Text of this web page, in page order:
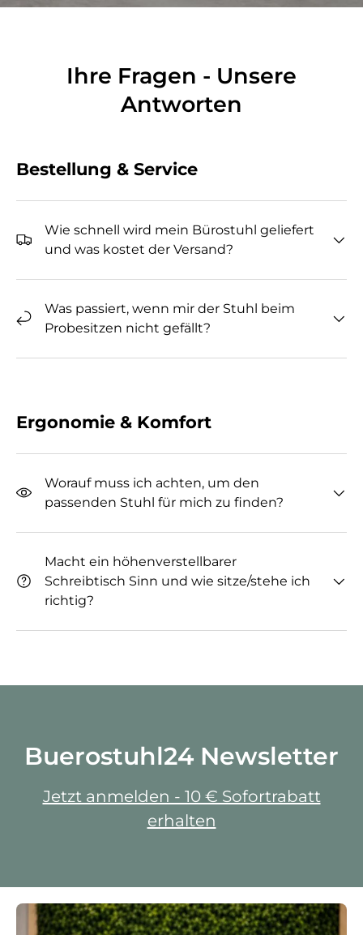
Ihre Fragen - Unsere
Antworten
Bestellung & Service
Wie schnell wird mein Bürostuhl geliefert
und was kostet der Versand?
Was passiert, wenn mir der Stuhl beim
Probesitzen nicht gefällt?
Ergonomie & Komfort
Worauf muss ich achten, um den
passenden Stuhl für mich zu finden?
Macht ein höhenverstellbarer
Schreibtisch Sinn und wie sitze/stehe ich
richtig?
Buerostuhl24 Newsletter
Jetzt anmelden - 10 € Sofortrabatt
erhalten